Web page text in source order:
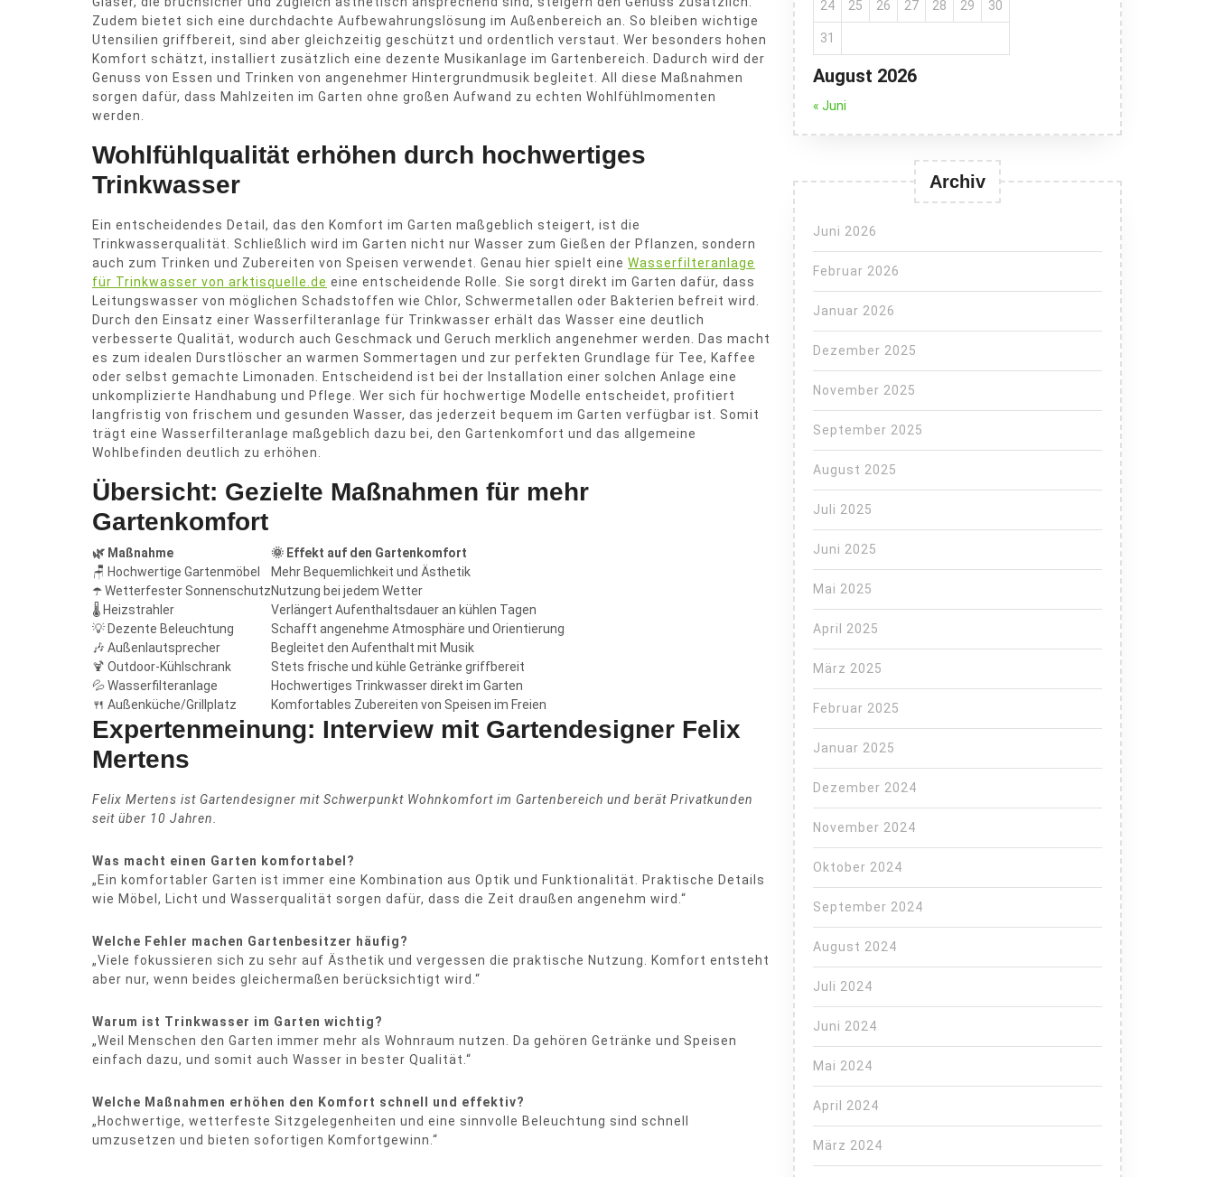
Zudem bietet sich eine durchdachte Aufbewahrungslösung im Außenbereich an. So bleiben wichtige
Utensilien griffbereit, sind aber gleichzeitig geschützt und ordentlich verstaut. Wer besonders hohen
Komfort schätzt, installiert zusätzlich eine dezente Musikanlage im Gartenbereich. Dadurch wird der
Genuss von Essen und Trinken von angenehmer Hintergrundmusik begleitet. All diese Maßnahmen
sorgen dafür, dass Mahlzeiten im Garten ohne großen Aufwand zu echten Wohlfühlmomenten
werden.
Wohlfühlqualität erhöhen durch hochwertiges
Trinkwasser
Ein entscheidendes Detail, das den Komfort im Garten maßgeblich steigert, ist die
Trinkwasserqualität. Schließlich wird im Garten nicht nur Wasser zum Gießen der Pflanzen, sondern
auch zum Trinken und Zubereiten von Speisen verwendet. Genau hier spielt eine Wasserfilteranlage
für Trinkwasser von arktisquelle.de eine entscheidende Rolle. Sie sorgt direkt im Garten dafür, dass
Leitungswasser von möglichen Schadstoffen wie Chlor, Schwermetallen oder Bakterien befreit wird.
Durch den Einsatz einer Wasserfilteranlage für Trinkwasser erhält das Wasser eine deutlich
verbesserte Qualität, wodurch auch Geschmack und Geruch merklich angenehmer werden. Das macht
es zum idealen Durstlöscher an warmen Sommertagen und zur perfekten Grundlage für Tee, Kaffee
oder selbst gemachte Limonaden. Entscheidend ist bei der Installation einer solchen Anlage eine
unkomplizierte Handhabung und Pflege. Wer sich für hochwertige Modelle entscheidet, profitiert
langfristig von frischem und gesunden Wasser, das jederzeit bequem im Garten verfügbar ist. Somit
trägt eine Wasserfilteranlage maßgeblich dazu bei, den Gartenkomfort und das allgemeine
Wohlbefinden deutlich zu erhöhen.
Übersicht: Gezielte Maßnahmen für mehr
Gartenkomfort
🌿 Maßnahme
🌞 Effekt auf den Gartenkomfort
🪑 Hochwertige Gartenmöbel
Mehr Bequemlichkeit und Ästhetik
☂️ Wetterfester SonnenschutzNutzung bei jedem Wetter
🌡️ Heizstrahler
Verlängert Aufenthaltsdauer an kühlen Tagen
💡 Dezente Beleuchtung
Schafft angenehme Atmosphäre und Orientierung
🎶 Außenlautsprecher
Begleitet den Aufenthalt mit Musik
🍹 Outdoor-Kühlschrank
Stets frische und kühle Getränke griffbereit
💦 Wasserfilteranlage
Hochwertiges Trinkwasser direkt im Garten
🍴 Außenküche/Grillplatz
Komfortables Zubereiten von Speisen im Freien
Expertenmeinung: Interview mit Gartendesigner Felix
Mertens
Felix Mertens ist Gartendesigner mit Schwerpunkt Wohnkomfort im Gartenbereich und berät Privatkunden
seit über 10 Jahren.
Was macht einen Garten komfortabel?
„Ein komfortabler Garten ist immer eine Kombination aus Optik und Funktionalität. Praktische Details
wie Möbel, Licht und Wasserqualität sorgen dafür, dass die Zeit draußen angenehm wird.“
Welche Fehler machen Gartenbesitzer häufig?
„Viele fokussieren sich zu sehr auf Ästhetik und vergessen die praktische Nutzung. Komfort entsteht
aber nur, wenn beides gleichermaßen berücksichtigt wird.“
Warum ist Trinkwasser im Garten wichtig?
„Weil Menschen den Garten immer mehr als Wohnraum nutzen. Da gehören Getränke und Speisen
einfach dazu, und somit auch Wasser in bester Qualität.“
Welche Maßnahmen erhöhen den Komfort schnell und effektiv?
„Hochwertige, wetterfeste Sitzgelegenheiten und eine sinnvolle Beleuchtung sind schnell
umzusetzen und bieten sofortigen Komfortgewinn.“
August 2026
24 25 26 27 28 29 30
31
« Juni
Archiv
Juni 2026
Februar 2026
Januar 2026
Dezember 2025
November 2025
September 2025
August 2025
Juli 2025
Juni 2025
Mai 2025
April 2025
März 2025
Februar 2025
Januar 2025
Dezember 2024
November 2024
Oktober 2024
September 2024
August 2024
Juli 2024
Juni 2024
Mai 2024
April 2024
März 2024